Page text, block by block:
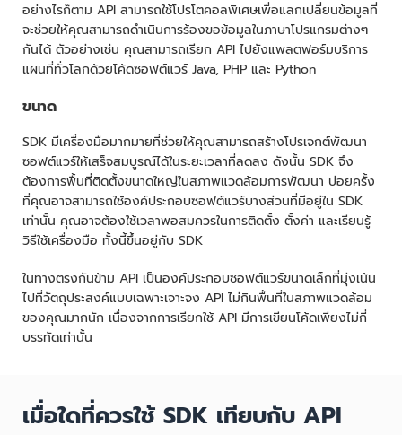
อย่างไรก็ตาม API สามารถใช้โปรโตคอลพิเศษเพื่อแลกเปลี่ยนข้อมูลที่
จะช่วยให้คุณสามารถดำเนินการร้องขอข้อมูลในภาษาโปรแกรมต่างๆ
กันได้ ตัวอย่างเช่น คุณสามารถเรียก API ไปยังแพลตฟอร์มบริการ
แผนที่ทั่วโลกด้วยโค้ดซอฟต์แวร์ Java, PHP และ Python
ขนาด
SDK มีเครื่องมือมากมายที่ช่วยให้คุณสามารถสร้างโปรเจกต์พัฒนา
ซอฟต์แวร์ให้เสร็จสมบูรณ์ได้ในระยะเวลาที่ลดลง ดังนั้น SDK จึง
ต้องการพื้นที่ติดตั้งขนาดใหญ่ในสภาพแวดล้อมการพัฒนา บ่อยครั้ง
ที่คุณอาจสามารถใช้องค์ประกอบซอฟต์แวร์บางส่วนที่มีอยู่ใน SDK
เท่านั้น คุณอาจต้องใช้เวลาพอสมควรในการติดตั้ง ตั้งค่า และเรียนรู้
วิธีใช้เครื่องมือ ทั้งนี้ขึ้นอยู่กับ SDK
ในทางตรงกันข้าม API เป็นองค์ประกอบซอฟต์แวร์ขนาดเล็กที่มุ่งเน้น
ไปที่วัตถุประสงค์แบบเฉพาะเจาะจง API ไม่กินพื้นที่ในสภาพแวดล้อม
ของคุณมากนัก เนื่องจากการเรียกใช้ API มีการเขียนโค้ดเพียงไม่กี่
บรรทัดเท่านั้น
เมื่อใดที่ควรใช้ SDK เทียบกับ API